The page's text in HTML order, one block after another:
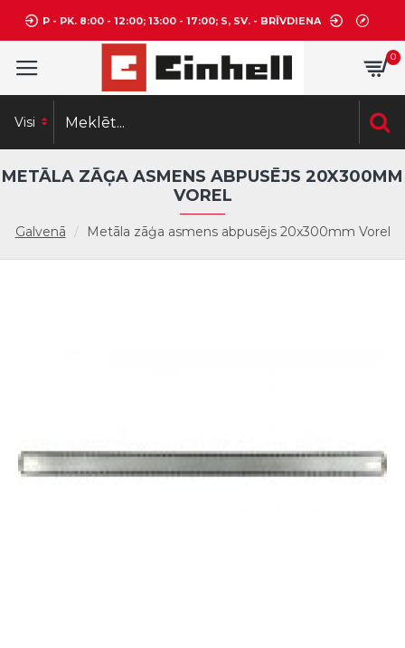
P - PK. 8:00 - 12:00; 13:00 - 17:00; S, SV. - BRĪVDIENA
0
Visi
Galvenā Metāla zāģa asmens abpusējs 20x300mm Vorel
METĀLA ZĀĢA ASMENS ABPUSĒJS 20X300MM
VOREL